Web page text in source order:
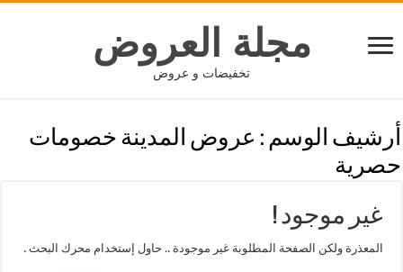
مجلة العروض
تخفيضات و عروض
أرشيف الوسم : عروض المدينة خصومات
حصرية
غير موجود !
المعذرة ولكن الصفحة المطلوبة غير موجودة .. حاول إستخدام محرك البحث .